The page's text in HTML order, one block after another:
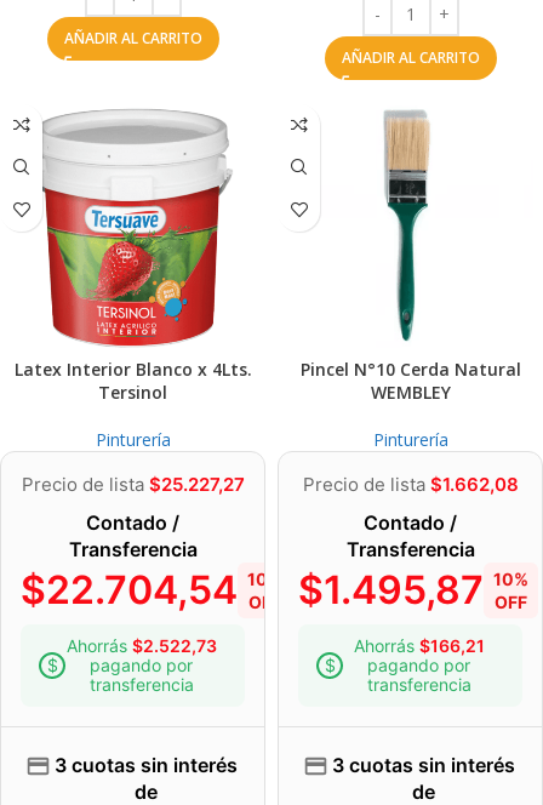
AÑADIR AL CARRITO
AÑADIR AL CARRITO
Latex Interior Blanco x 4Lts.
Tersinol
Pinturería
Precio de lista $25.227,27
Contado /
Transferencia
$22.704,54 10%
OFF
Ahorrás $2.522,73
pagando por
transferencia
3 cuotas sin interés
de
Pincel N°10 Cerda Natural
WEMBLEY
Pinturería
Precio de lista $1.662,08
Contado /
Transferencia
$1.495,87 10%
OFF
Ahorrás $166,21
pagando por
transferencia
3 cuotas sin interés
de